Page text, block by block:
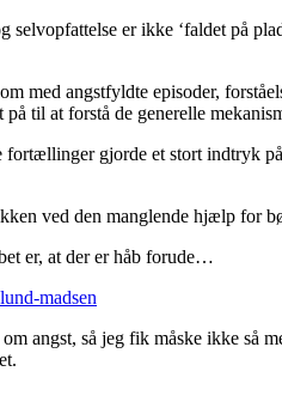
er ikke ‘faldet på
med angstfyldte episoder,
til at forstå de generelle
gjorde et stort
ved den manglende hjælp for
er, at der er håb forude…
madsen
angst, så jeg fik måske ikke så